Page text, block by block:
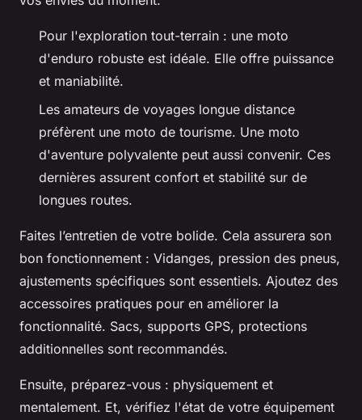
Pour l'exploration tout-terrain : une moto
d'enduro robuste est idéale. Elle offre puissance
et maniabilité.
Les amateurs de voyages longue distance
préfèrent une moto de tourisme. Une moto
d'aventure polyvalente peut aussi convenir. Ces
dernières assurent confort et stabilité sur de
longues routes.
Faites l’entretien de votre bolide. Cela assurera son
bon fonctionnement : Vidanges, pression des pneus,
ajustements spécifiques sont essentiels. Ajoutez des
accessoires pratiques pour en améliorer la
fonctionnalité. Sacs, supports GPS, protections
additionnelles sont recommandés.
Ensuite, préparez-vous : physiquement et
mentalement. Et, vérifiez l'état de votre équipement